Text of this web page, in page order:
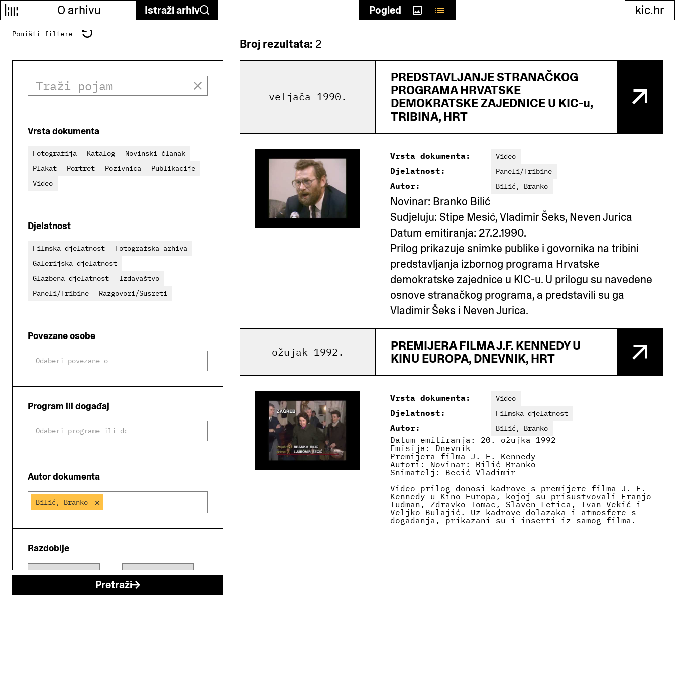
O arhivu Istraži arhiv kic.hr
Pogled
Poništi filtere
Vrsta dokumenta
Fotografija Katalog
Novinski članak
Plakat
Portret Pozivnica
Publikacije
Video
Djelatnost
Filmska djelatnost
Fotografska arhiva
Galerijska djelatnost
Glazbena djelatnost
Izdavaštvo
Paneli/Tribine
Razgovori/Susreti
Povezane osobe
Program ili događaj
Autor dokumenta
Bilić, Branko ×
Razdoblje
Pretraži
Broj rezultata: 2
veljača 1990.
PREDSTAVLJANJE STRANAČKOG
PROGRAMA HRVATSKE
DEMOKRATSKE ZAJEDNICE U KIC-u,
TRIBINA, HRT
Vrsta dokumenta: Video
Djelatnost: Paneli/Tribine
Autor: Bilić, Branko
Novinar: Branko Bilić
Sudjeluju: Stipe Mesić, Vladimir Šeks, Neven Jurica
Datum emitiranja: 27.2.1990.
Prilog prikazuje snimke publike i govornika na tribini
predstavljanja izbornog programa Hrvatske
demokratske zajednice u KIC-u. U prilogu su navedene
osnove stranačkog programa, a predstavili su ga
Vladimir Šeks i Neven Jurica.
ožujak 1992.
PREMIJERA FILMA J.F. KENNEDY U
KINU EUROPA, DNEVNIK, HRT
Vrsta dokumenta: Video
Djelatnost: Filmska djelatnost
Autor: Bilić, Branko
Datum emitiranja: 20. ožujka 1992
Emisija: Dnevnik
Premijera filma J. F. Kennedy
Autori: Novinar: Bilić Branko
Snimatelj: Becić Vladimir
Video prilog donosi kadrove s premijere filma J. F.
Kennedy u Kino Europa, kojoj su prisustvovali Franjo
Tuđman, Zdravko Tomac, Slaven Letica, Ivan Vekić i
Veljko Bulajić. Uz kadrove dolazaka i atmosfere s
događanja, prikazani su i inserti iz samog filma.